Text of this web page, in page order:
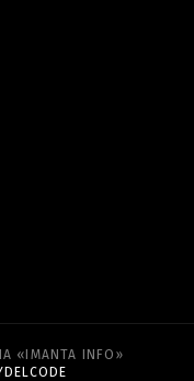
«IMANTA INFO»